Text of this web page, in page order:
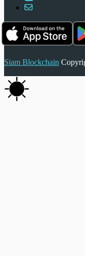
Siam Blockchain